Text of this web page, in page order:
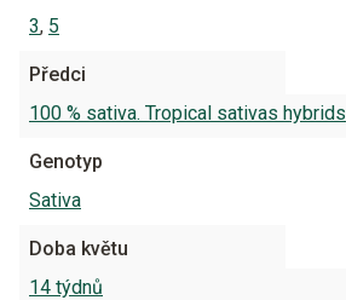
3, 5
Předci
100 % sativa. Tropical sativas hybrids
Genotyp
Sativa
Doba květu
14 týdnů